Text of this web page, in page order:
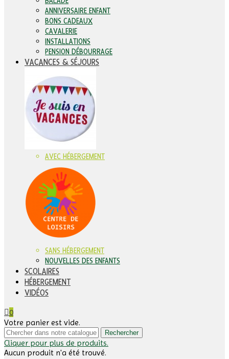
ANNIVERSAIRE ENFANT
BONS CADEAUX
CAVALERIE
INSTALLATIONS
PENSION DÉBOURRAGE
VACANCES & SÉJOURS
AVEC HÉBERGEMENT
SANS HÉBERGEMENT
NOUVELLES DES ENFANTS
SCOLAIRES
HÉBERGEMENT
VIDÉOS
0
Votre panier est vide.
Rechercher
Cliquer pour plus de produits.
Aucun produit n'a été trouvé.